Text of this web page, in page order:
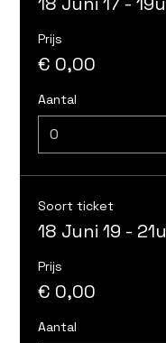
Prijs
€ 0,00
Aantal
Soort ticket
18 Juni 19 - 21u
Prijs
€ 0,00
Aantal